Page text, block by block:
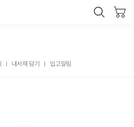
내서재 담기 입고알림